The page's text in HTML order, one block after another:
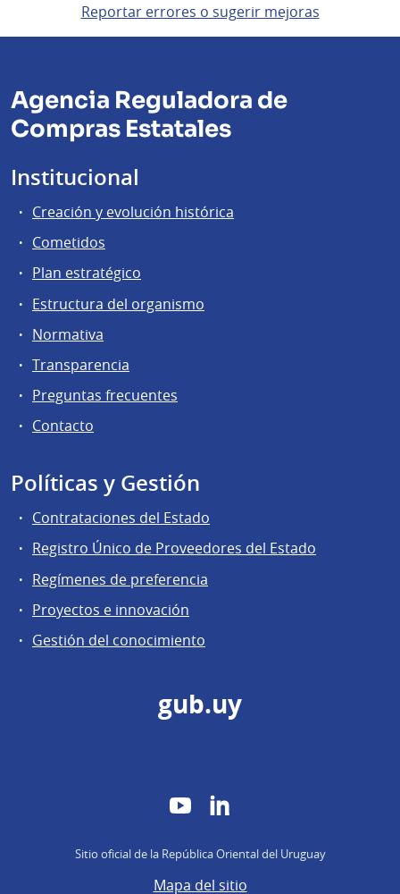
Reportar errores o sugerir mejoras
Agencia Reguladora de
Compras Estatales
Institucional
Creación y evolución histórica
Cometidos
Plan estratégico
Estructura del organismo
Normativa
Transparencia
Preguntas frecuentes
Contacto
Políticas y Gestión
Contrataciones del Estado
Registro Único de Proveedores del Estado
Regímenes de preferencia
Proyectos e innovación
Gestión del conocimiento
gub.uy
YouTube
Sitio oficial de la República Oriental del Uruguay
Mapa del sitio